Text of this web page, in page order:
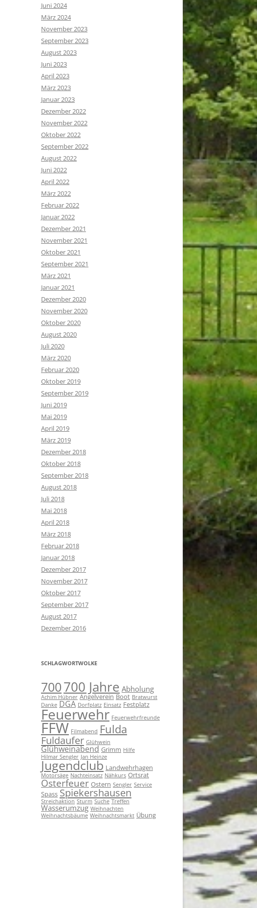
Juni 2024
März 2024
November 2023
September 2023
August 2023
Juni 2023
April 2023
März 2023
Januar 2023
Dezember 2022
November 2022
Oktober 2022
September 2022
August 2022
Juni 2022
April 2022
März 2022
Februar 2022
Januar 2022
Dezember 2021
November 2021
Oktober 2021
September 2021
März 2021
Januar 2021
Dezember 2020
November 2020
Oktober 2020
August 2020
Juli 2020
März 2020
Februar 2020
Oktober 2019
September 2019
Juni 2019
Mai 2019
April 2019
März 2019
Dezember 2018
Oktober 2018
September 2018
August 2018
Juli 2018
Mai 2018
April 2018
März 2018
Februar 2018
Januar 2018
Dezember 2017
November 2017
Oktober 2017
September 2017
August 2017
Dezember 2016
SCHLAGWORTWOLKE
700700 Jahre Abholung
Achim Hübner Angelverein Boot Bratwurst
Danke DGA Dorfplatz Einsatz Festplatz
Feuerwehr Feuerwehrfreunde
FFW Filmabend Fulda
Fuldaufer Glühwein
Glühweinabend Grimm Hilfe
Hilmar Sengler Jan Heinze
Jugendclub Landwehrhagen
Motorsäge Nachteinsatz Nähkurs Ortsrat
Osterfeuer Ostern Sengler Service
Spass Spiekershausen
Streichaktion Sturm Suche Treffen
Wasserumzug Weihnachten
Weihnachtsbäume Weihnachtsmarkt Übung